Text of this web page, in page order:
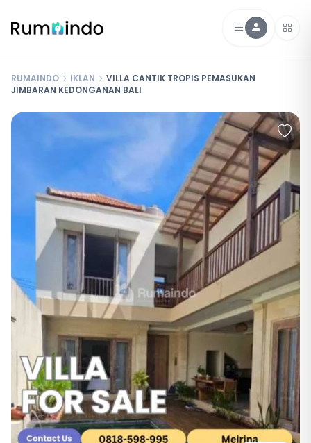
RUMAINDO IKLAN
VILLA CANTIK TROPIS PEMASUKAN
JIMBARAN KEDONGANAN BALI